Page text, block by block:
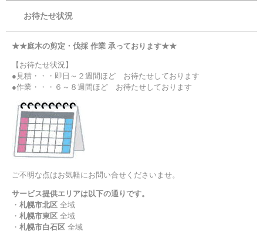
お待たせ状況
★★庭木の剪定・伐採 作業 承っております★★
【お待たせ状況】
●見積・・・即日～２週間ほど お待たせしております
●作業・・・６～８週間ほど お待たせしております
ご不明な点はお気軽にお問い合せくださいませ。
サービス提供エリアは以下の通りです。
・ 札幌市北区 全域
・ 札幌市東区 全域
・ 札幌市白石区 全域